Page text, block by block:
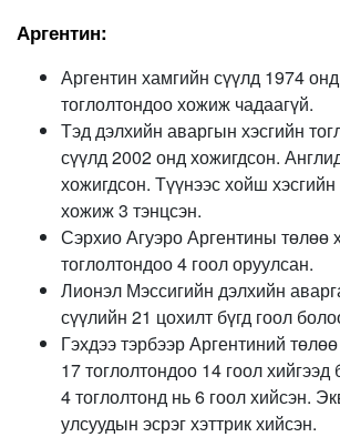
Аргентин:
Аргентин хамгийн сүүлд 1974
тоглолтондоо хожиж чадаагүй.
Тэд дэлхийн аваргын хэсгийн
сүүлд 2002 онд хожигдсон.
хожигдсон. Түүнээс хойш
хожиж 3 тэнцсэн.
Сэрхио Агуэро Аргентины төлөө
тоглолтондоо 4 гоол оруулсан.
Лионэл Мэссигийн дэлхийн
сүүлийн 21 цохилт бүгд гоол
Гэхдээ тэрбээр Аргентиний
17 тоглолтондоо 14 гоол
4 тоглолтонд нь 6 гоол хийсэн.
улсуудын эсрэг хэттрик хийсэн.